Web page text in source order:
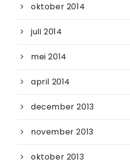
oktober 2014
juli 2014
mei 2014
april 2014
december 2013
november 2013
oktober 2013